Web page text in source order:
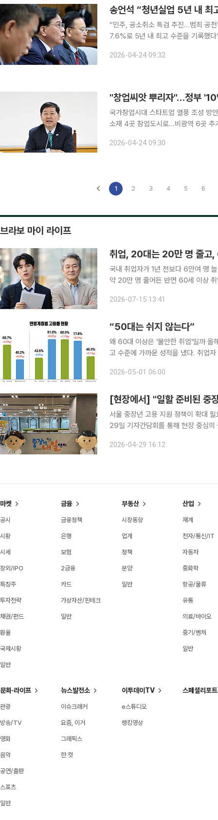
송언석 “청년실업 5년 내
“민주, 공소취소 특검 추진…범죄 공천” 공세도 송언석 국민의힘 원내대표는
7.6%로 5년 내 최고 수준을 기록했다”며 노
하락세”라며 “쉬었음 상태 청년이
2026-04-24 09:32
"창업씨앗 뿌리자"…정부 '10
국가창업시대 스타트업 열풍 조성 방
소재 4곳 창업도시로…비광역 6곳 추가 지정 정부가 대대적인 창업 지원을 통한
2026-04-24 09:30
1 2 3 4 5 6
브라보 마이 라이프
취업, 20대는 20만 명 줄고
국내 취업자가 1년 전보다 6만여 명
약 20만 명 줄어든 반면 60세 이상
15일 발표한 ‘2026년 6월 고용동향’
2026-07-15 13:41
“50대는 쉬지 않는다”
왜 60대 이상은 '불안한 취업'일까 올해 3월, 50대 이상 중장년·고령층 고용지표가 또다시 역대 최
고 수준에 가까운 성적을 냈다. 취업
대'처럼 보인다. 하지만 이 세대의 취업
2026-05-01 06:00
[현장에서] "일할 준비된 중
서울 중장년 고용 지원 정책이 확대
29일 기자간담회를 통해 현장 중심의 중장년 일
계, 직업기초역량 강화, 전직스쿨, 재
2026-04-29 16:12
마켓
공시
시황
시세
장외/IPO
특징주
투자전략
채권/펀드
환율
국제시황
일반
금융
금융정책
은행
보험
2금융
카드
가상자산/핀테크
일반
부동산
시장동향
업계
정책
분양
일반
산업
재계
전자/통신/IT
자동차
중화학
항공/물류
유통
의료/바이오
중기/벤처
일반
문화·라이프
관광
방송/TV
영화
음악
공연/출판
스포츠
일반
뉴스발전소
이슈크래커
요즘, 이거
그래픽스
한 컷
이투데이TV
e스튜디오
랭킹영상
스페셜리포트